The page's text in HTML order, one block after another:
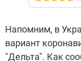
Напомним, в
вариант
"Дельта". Как